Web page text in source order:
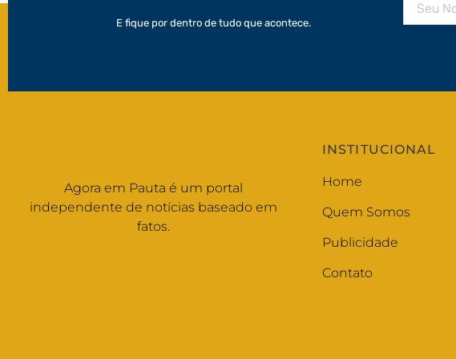
E fique por dentro de tudo que acontece.
Agora em Pauta é um portal
independente de notícias baseado em
fatos.
INSTITUCIONAL
Home
Quem Somos
Publicidade
Contato